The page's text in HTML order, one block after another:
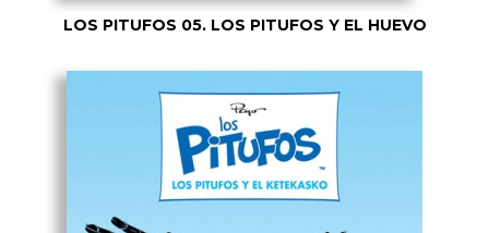
LOS PITUFOS 05. LOS PITUFOS Y EL HUEVO